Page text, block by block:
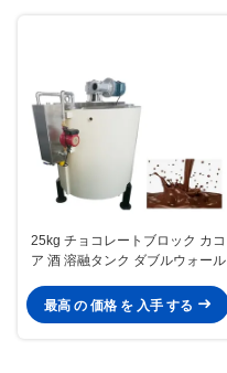
25kg チョコレートブロック カコ
ア 酒 溶融タンク ダブルウォール
最高 の 価格 を 入手 する